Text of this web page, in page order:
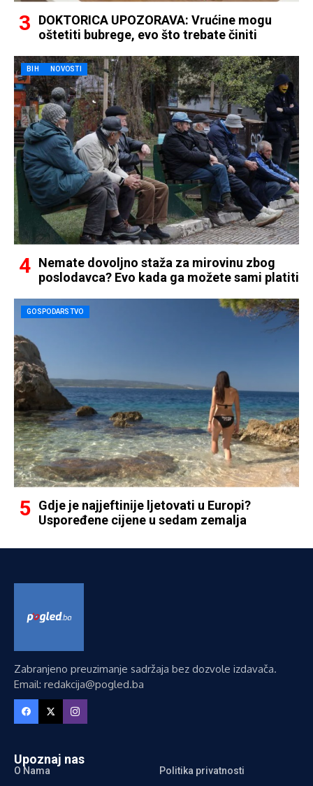
DOKTORICA UPOZORAVA: Vrućine mogu
oštetiti bubrege, evo što trebate činiti
BIH NOVOSTI
Nemate dovoljno staža za mirovinu zbog
poslodavca? Evo kada ga možete sami platiti
GOSPODARSTVO
Gdje je najjeftinije ljetovati u Europi?
Uspoređene cijene u sedam zemalja
Zabranjeno preuzimanje sadržaja bez dozvole izdavača.
Email: redakcija@pogled.ba
Upoznaj nas
O Nama
Politika privatnosti